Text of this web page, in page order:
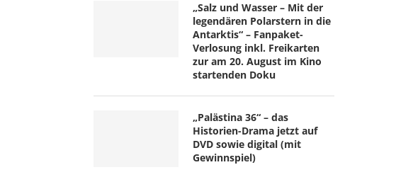
„Salz und Wasser – Mit der
legendären Polarstern in die
Antarktis“ – Fanpaket-
Verlosung inkl. Freikarten
zur am 20. August im Kino
startenden Doku
„Palästina 36“ – das
Historien-Drama jetzt auf
DVD sowie digital (mit
Gewinnspiel)